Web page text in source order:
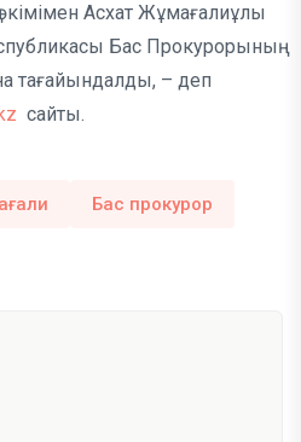
Асхат Жұмағалиұлы
Бас Прокурорының
тағайындалды, – деп
сайты.
Бас прокурор